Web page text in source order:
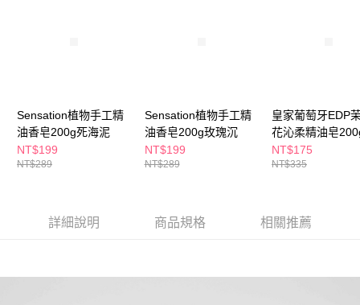
恩沛科技股份有限公司將有權停止該用戶之使用額度並採取法律行動。
Sensation植物手工精
油香皂200g死海泥
NT$199
NT$289
Sensation植物手工精
油香皂200g玫瑰沉
NT$199
NT$289
皇家葡萄牙EDP
花沁柔精油皂
NT$175
NT$335
詳細說明 商品規格 相關推薦